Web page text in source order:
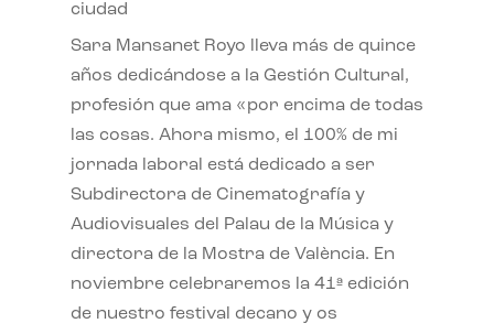
ciudad
Sara Mansanet Royo lleva más de quince
años dedicándose a la Gestión Cultural,
profesión que ama «por encima de todas
las cosas. Ahora mismo, el 100% de mi
jornada laboral está dedicado a ser
Subdirectora de Cinematografía y
Audiovisuales del Palau de la Música y
directora de la Mostra de València. En
noviembre celebraremos la 41ª edición
de nuestro festival decano y os